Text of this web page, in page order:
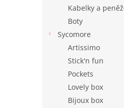
Kabelky a
Boty
Sycomore
Artissimo
Stick'n fun
Pockets
Lovely box
Bijoux box